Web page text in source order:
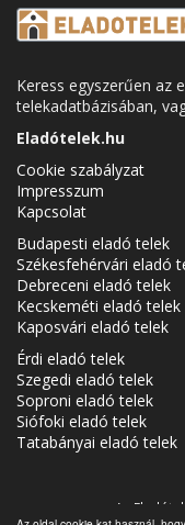
Keress egyszerűen az
telekadatbázisában,
Eladótelek.hu
Cookie szabályzat
Impresszum
Kapcsolat
Budapesti eladó telek
Székesfehérvári eladó
Debreceni eladó telek
Kecskeméti eladó telek
Kaposvári eladó telek
Érdi eladó telek
Szegedi eladó telek
Soproni eladó telek
Siófoki eladó telek
Tatabányai eladó telek
Az